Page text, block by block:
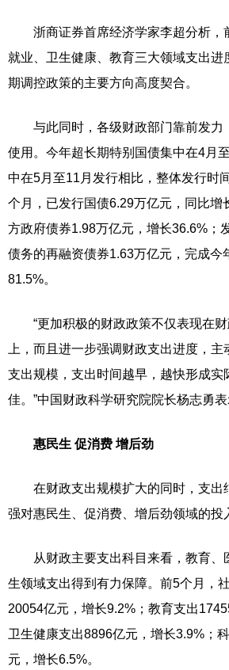
浙商证券首席经济学家李超分析，
就业、卫生健康、教育三大领域支出进
期调控政策的主要方向高度契合。
与此同时，各级财政部门靠前发力
使用。今年超长期特别国债集中在4月
中在5月至11月发行相比，整体发行时
个月，已发行国债6.29万亿元，同比增
方政府债券1.98万亿元，增长36.6%；
债务的再融资债券1.63万亿元，完成今
81.5%。
“更加积极的财政政策不仅表现在财
上，而且进一步强调财政支出进度，
支出规模，支出时间越早，越快形成实
佳。”中国财政科学研究院院长杨志勇表
惠民生 促消费 增后劲
在财政支出规模扩大的同时，支出
强对惠民生、促消费、增后劲领域的投
从财政主要支出科目来看，教育、
生领域支出得到有力保障。前5个月，
20054亿元，增长9.2%；教育支出
卫生健康支出8896亿元，增长3.9%；
元，增长6.5%。